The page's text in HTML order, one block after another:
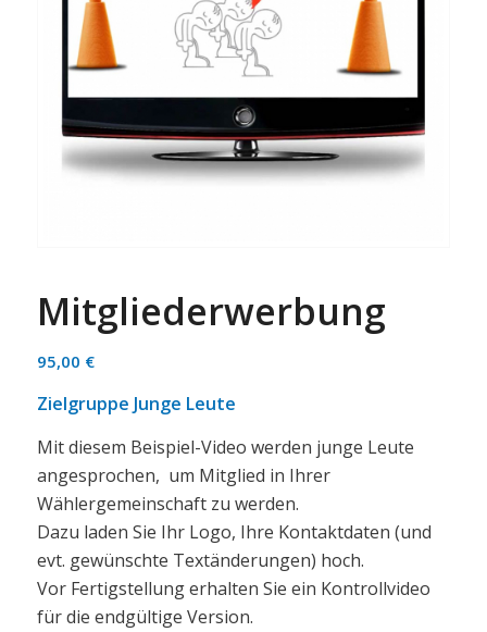
Mitgliederwerbung
95,00 €
Zielgruppe Junge Leute
Mit diesem Beispiel-Video werden junge Leute
angesprochen, um Mitglied in Ihrer
Wählergemeinschaft zu werden.
Dazu laden Sie Ihr Logo, Ihre Kontaktdaten (und
evt. gewünschte Textänderungen) hoch.
Vor Fertigstellung erhalten Sie ein Kontrollvideo
für die endgültige Version.